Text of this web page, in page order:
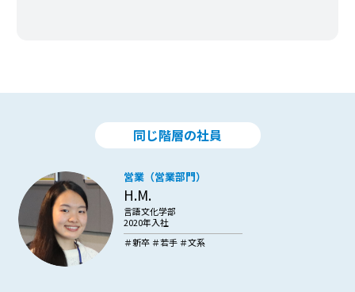
同じ階層の社員
営業（営業部門）
H.M.
言語文化学部
2020年入社
＃新卒 ＃若手 ＃文系